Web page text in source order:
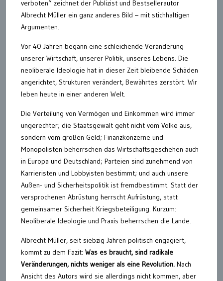
verboten“ zeichnet der Publizist und Bestsellerautor
Albrecht Müller ein ganz anderes Bild – mit stichhaltigen
Argumenten.
Vor 40 Jahren begann eine schleichende Veränderung
unserer Wirtschaft, unserer Politik, unseres Lebens. Die
neoliberale Ideologie hat in dieser Zeit bleibende Schäden
angerichtet, Strukturen verändert, Bewährtes zerstört. Wir
leben heute in einer anderen Welt.
Die Verteilung von Vermögen und Einkommen wird immer
ungerechter; die Staatsgewalt geht nicht vom Volke aus,
sondern vom großen Geld; Finanzkonzerne und
Monopolisten beherrschen das Wirtschaftsgeschehen auch
in Europa und Deutschland; Parteien sind zunehmend von
Karrieristen und Lobbyisten bestimmt; und auch unsere
Außen- und Sicherheitspolitik ist fremdbestimmt. Statt der
versprochenen Abrüstung herrscht Aufrüstung, statt
gemeinsamer Sicherheit Kriegsbeteiligung. Kurzum:
Neoliberale Ideologie und Praxis beherrschen die Lande.
Albrecht Müller, seit siebzig Jahren politisch engagiert,
kommt zu dem Fazit: Was es braucht, sind radikale
Veränderungen, nichts weniger als eine Revolution. Nach
Ansicht des Autors wird sie allerdings nicht kommen, aber